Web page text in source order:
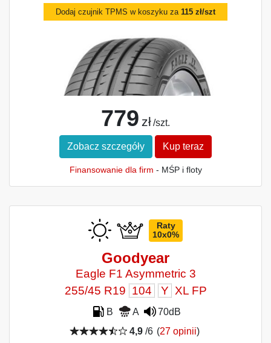
Dodaj czujnik TPMS w koszyku za 115 zł/szt
779 zł /szt.
Zobacz szczegóły Kup teraz
Finansowanie dla firm - MŚP i floty
Raty
10x0%
Goodyear
Eagle F1 Asymmetric 3
255/45 R19 104 Y XL FP
B A
70dB
4,9/6 (27 opinii)